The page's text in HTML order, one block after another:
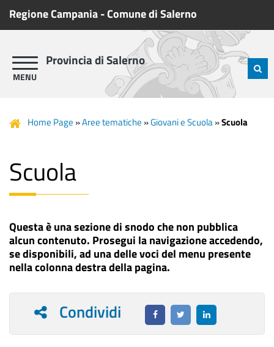
Regione Campania-Comune di Salerno
Provincia di Salerno
Home Page »Aree tematiche »Giovani e Scuola»Scuola
Scuola
Questa è una sezione di snodo che non pubblica
alcun contenuto. Prosegui la navigazione accedendo,
se disponibili, ad una delle voci del menu presente
nella colonna destra della pagina.
Condividi